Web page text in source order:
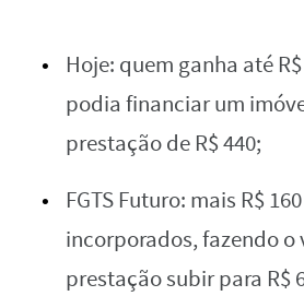
Hoje: quem ganha até
podia financiar um
prestação de R$ 440;
FGTS Futuro: mais R$
incorporados, fazendo o
prestação subir para R$